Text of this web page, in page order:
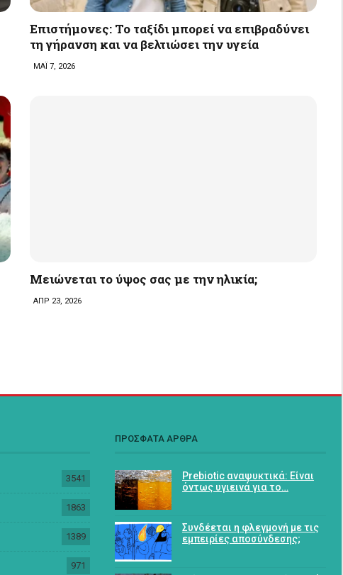
Επιστήμονες: Το ταξίδι μπορεί να επιβραδύνει
τη γήρανση και να βελτιώσει την υγεία
ΜΑΪ 7, 2026
Μειώνεται το ύψος σας με την ηλικία;
ΑΠΡ 23, 2026
3541
1863
1389
971
ΠΡΟΣΦΑΤΑ ΑΡΘΡΑ
Prebiotic αναψυκτικά: Είναι
όντως υγιεινά για το…
Συνδέεται η φλεγμονή με τις
εμπειρίες αποσύνδεσης;